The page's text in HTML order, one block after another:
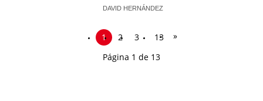
DAVID HERNÁNDEZ
1 2 3 13
»
Página 1 de 13